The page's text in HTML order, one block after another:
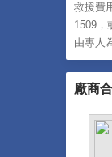
救援費
1509，
由專人
廠商